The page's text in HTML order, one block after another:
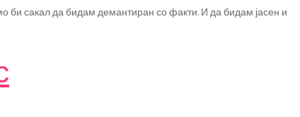
би сакал да бидам демантиран со факти. И да бидам јасен и